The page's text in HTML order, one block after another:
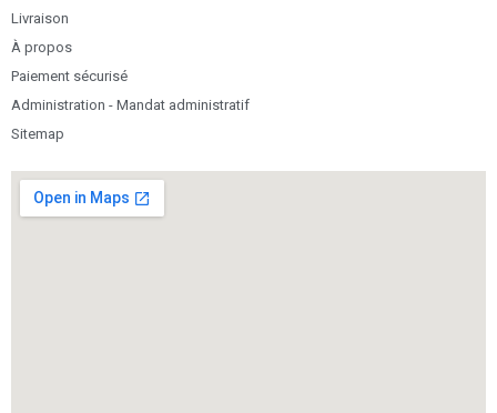
Livraison
À propos
Paiement sécurisé
Administration - Mandat administratif
Sitemap